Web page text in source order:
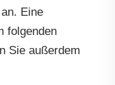
Eine
folgenden
Sie außerdem